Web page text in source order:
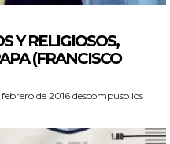
Y RELIGIOSOS,
(FRANCISCO
de 2016 descompuso los